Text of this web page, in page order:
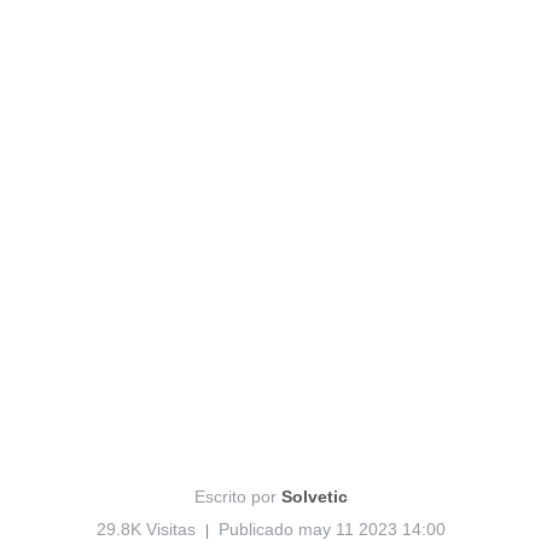
Escrito por Solvetic
29.8K Visitas
Publicado may 11 2023 14:00